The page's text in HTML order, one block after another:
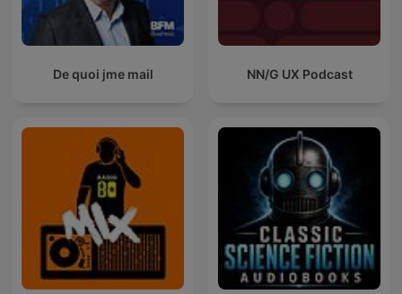
De quoi jme mail NN/G UX Podcast